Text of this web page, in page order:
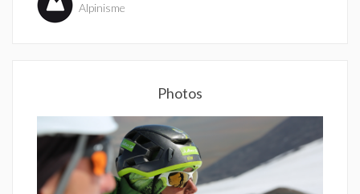
Alpinisme
Photos